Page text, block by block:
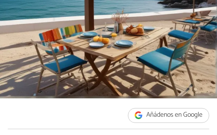
Añádenos en Google